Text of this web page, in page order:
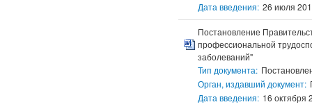
Дата введения: 26 июля
Постановление
профессиональной
заболеваний"
Тип документа:
Орган, издавший документ:
Дата введения: 16 октября